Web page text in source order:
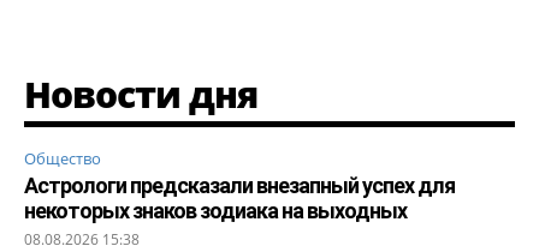
Новости дня
Общество
Астрологи предсказали внезапный успех для
некоторых знаков зодиака на выходных
08.08.2026 15:38